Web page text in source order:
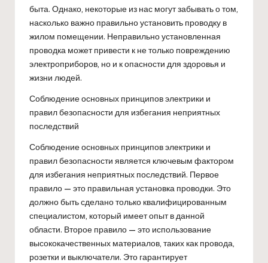
быта. Однако, некоторые из нас могут забывать о том,
насколько важно правильно установить проводку в
жилом помещении. Неправильно установленная
проводка может привести к не только повреждению
электроприборов, но и к опасности для здоровья и
жизни людей.
Соблюдение основных принципов электрики и
правил безопасности для избегания неприятных
последствий
Соблюдение основных принципов электрики и
правил безопасности является ключевым фактором
для избегания неприятных последствий. Первое
правило — это правильная установка проводки. Это
должно быть сделано только квалифицированным
специалистом, который имеет опыт в данной
области. Второе правило — это использование
высококачественных материалов, таких как провода,
розетки и выключатели. Это гарантирует